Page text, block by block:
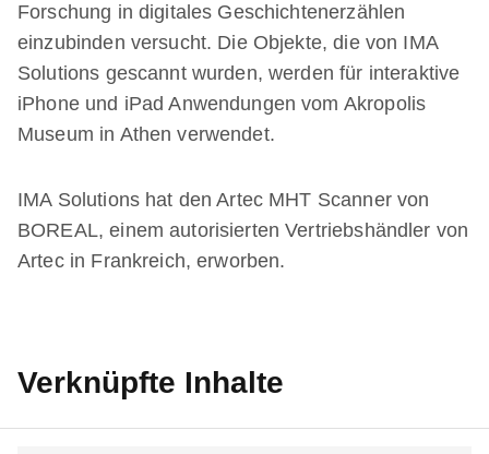
Forschung in digitales Geschichtenerzählen
einzubinden versucht. Die Objekte, die von IMA
Solutions gescannt wurden, werden für interaktive
iPhone und iPad Anwendungen vom Akropolis
Museum in Athen verwendet.
IMA Solutions hat den Artec MHT Scanner von
BOREAL, einem autorisierten Vertriebshändler von
Artec in Frankreich, erworben.
Verknüpfte Inhalte